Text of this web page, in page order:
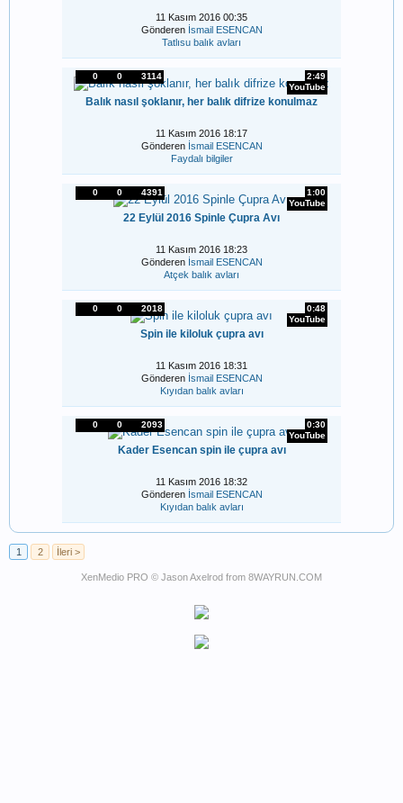
11 Kasım 2016 00:35
Gönderen İsmail ESENCAN
Tatlısu balık avları
YouTube
0 0 3114 2:49
Balık nasıl şoklanır, her balık difrize konulmaz
11 Kasım 2016 18:17
Gönderen İsmail ESENCAN
Faydalı bilgiler
YouTube
0 0 4391 1:00
22 Eylül 2016 Spinle Çupra Avı
11 Kasım 2016 18:23
Gönderen İsmail ESENCAN
Atçek balık avları
YouTube
0 0 2018 0:48
Spin ile kiloluk çupra avı
11 Kasım 2016 18:31
Gönderen İsmail ESENCAN
Kıyıdan balık avları
YouTube
0 0 2093 0:30
Kader Esencan spin ile çupra avı
11 Kasım 2016 18:32
Gönderen İsmail ESENCAN
Kıyıdan balık avları
1 2 İleri >
XenMedio PRO © Jason Axelrod from 8WAYRUN.COM